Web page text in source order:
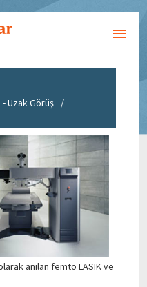
- Uzak Görüş
/
anılan femto LASIK ve